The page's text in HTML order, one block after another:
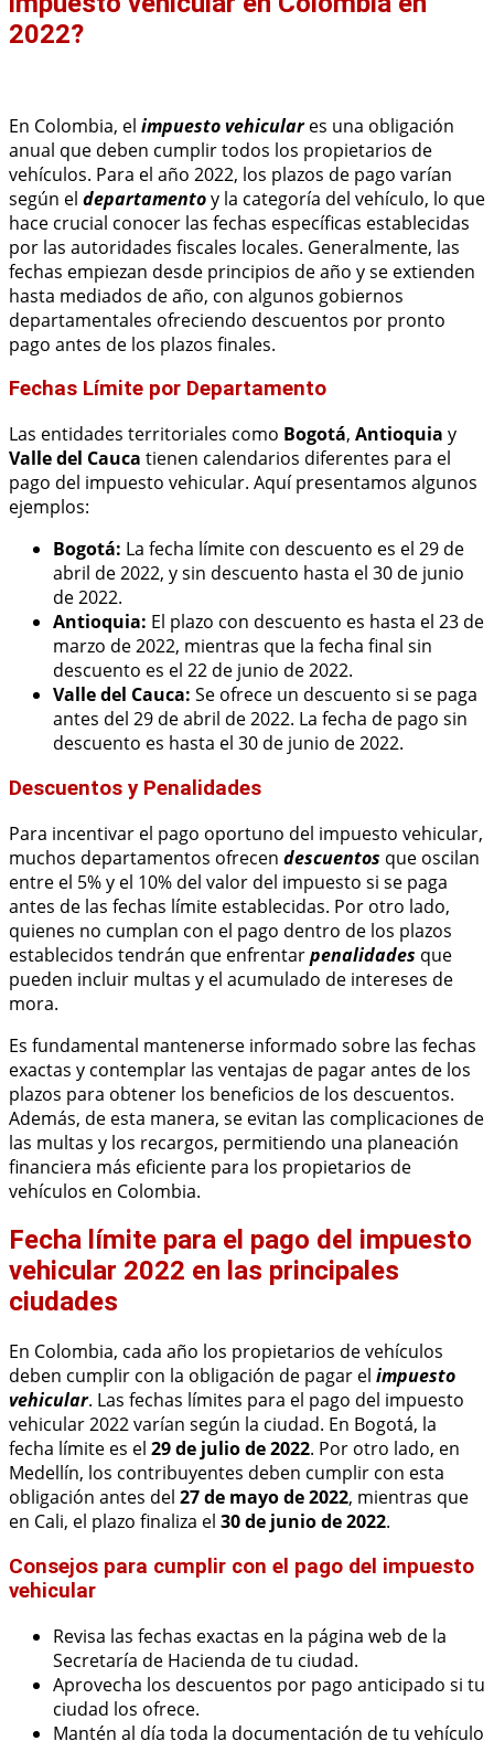
2022?
En Colombia, el impuesto vehiculares una obligación
anual que deben cumplir todos los propietarios de
vehículos. Para el año 2022, los plazos de pago varían
según el departamentoy la categoría del vehículo, lo que
hace crucial conocer las fechas específicas establecidas
por las autoridades fiscales locales. Generalmente, las
fechas empiezan desde principios de año y se extienden
hasta mediados de año, con algunos gobiernos
departamentales ofreciendo descuentos por pronto
pago antes de los plazos finales.
Fechas Límite por Departamento
Las entidades territoriales como Bogotá, Antioquia y
Valle del Cauca tienen calendarios diferentes para el
pago del impuesto vehicular. Aquí presentamos algunos
ejemplos:
Bogotá: La fecha límite con descuento es el 29 de
abril de 2022, y sin descuento hasta el 30 de junio
de 2022.
Antioquia: El plazo con descuento es hasta el 23 de
marzo de 2022, mientras que la fecha final sin
descuento es el 22 de junio de 2022.
Valle del Cauca: Se ofrece un descuento si se paga
antes del 29 de abril de 2022. La fecha de pago sin
descuento es hasta el 30 de junio de 2022.
Descuentos y Penalidades
Para incentivar el pago oportuno del impuesto vehicular,
muchos departamentos ofrecen descuentos que oscilan
entre el 5% y el 10% del valor del impuesto si se paga
antes de las fechas límite establecidas. Por otro lado,
quienes no cumplan con el pago dentro de los plazos
establecidos tendrán que enfrentarpenalidades que
pueden incluir multas y el acumulado de intereses de
mora.
Es fundamental mantenerse informado sobre las fechas
exactas y contemplar las ventajas de pagar antes de los
plazos para obtener los beneficios de los descuentos.
Además, de esta manera, se evitan las complicaciones de
las multas y los recargos, permitiendo una planeación
financiera más eficiente para los propietarios de
vehículos en Colombia.
Fecha límite para el pago del impuesto
vehicular 2022 en las principales
ciudades
En Colombia, cada año los propietarios de vehículos
deben cumplir con la obligación de pagar el impuesto
vehicular. Las fechas límites para el pago del impuesto
vehicular 2022 varían según la ciudad. En Bogotá, la
fecha límite es el 29 de julio de 2022. Por otro lado, en
Medellín, los contribuyentes deben cumplir con esta
obligación antes del 27 de mayo de 2022, mientras que
en Cali, el plazo finaliza el 30 de junio de 2022.
Consejos para cumplir con el pago del impuesto
vehicular
Revisa las fechas exactas en la página web de la
Secretaría de Hacienda de tu ciudad.
Aprovecha los descuentos por pago anticipado si tu
ciudad los ofrece.
Mantén al día toda la documentación de tu vehículo